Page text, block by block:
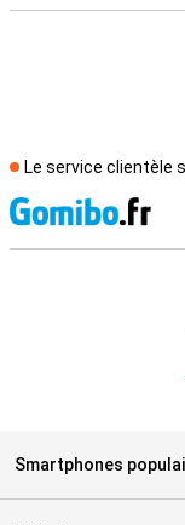
Le service clientèle
Smartphones